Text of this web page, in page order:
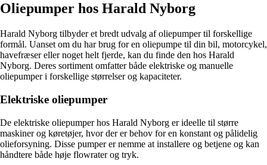
Oliepumper hos Harald Nyborg
Harald Nyborg tilbyder et bredt udvalg af oliepumper til forskellige
formål. Uanset om du har brug for en oliepumpe til din bil, motorcykel,
havefræser eller noget helt fjerde, kan du finde den hos Harald
Nyborg. Deres sortiment omfatter både elektriske og manuelle
oliepumper i forskellige størrelser og kapaciteter.
Elektriske oliepumper
De elektriske oliepumper hos Harald Nyborg er ideelle til større
maskiner og køretøjer, hvor der er behov for en konstant og pålidelig
olieforsyning. Disse pumper er nemme at installere og betjene og kan
håndtere både høje flowrater og tryk.